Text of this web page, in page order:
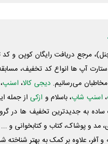
مرجع دریافت رایگان کوپن و
آپ ها انواع کد تخفیف،
می‌رسانیم. دیجی کالا، اسنپ
، اسنپ شاپ، باسلام و ازکی از جمله
به جدیدترین تخفیف ها در
مد و پوشاک، کتاب و کتابخوانی و
و آفر، علاوه بر کمک به بهتر